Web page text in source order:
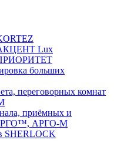
АКЦЕНТ Lux
ПРИОРИТЕТ
больших
переговорных комнат
приёмных и
АРГО™, АРГО-М
SHERLOCK